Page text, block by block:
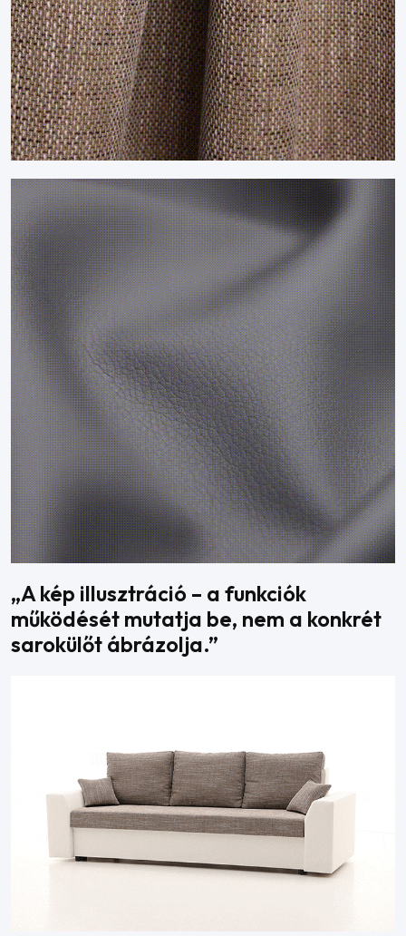
„A kép illusztráció – a funkciók
működését mutatja be, nem a konkrét
sarokülőt ábrázolja.”